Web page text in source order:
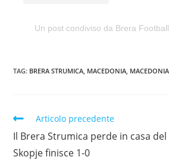
Un post condiviso da Brera
TAG: BRERA STRUMICA MACEDONIA
Articolo precedente
Il Brera Strumica perde in casa del
Skopje finisce 1-0